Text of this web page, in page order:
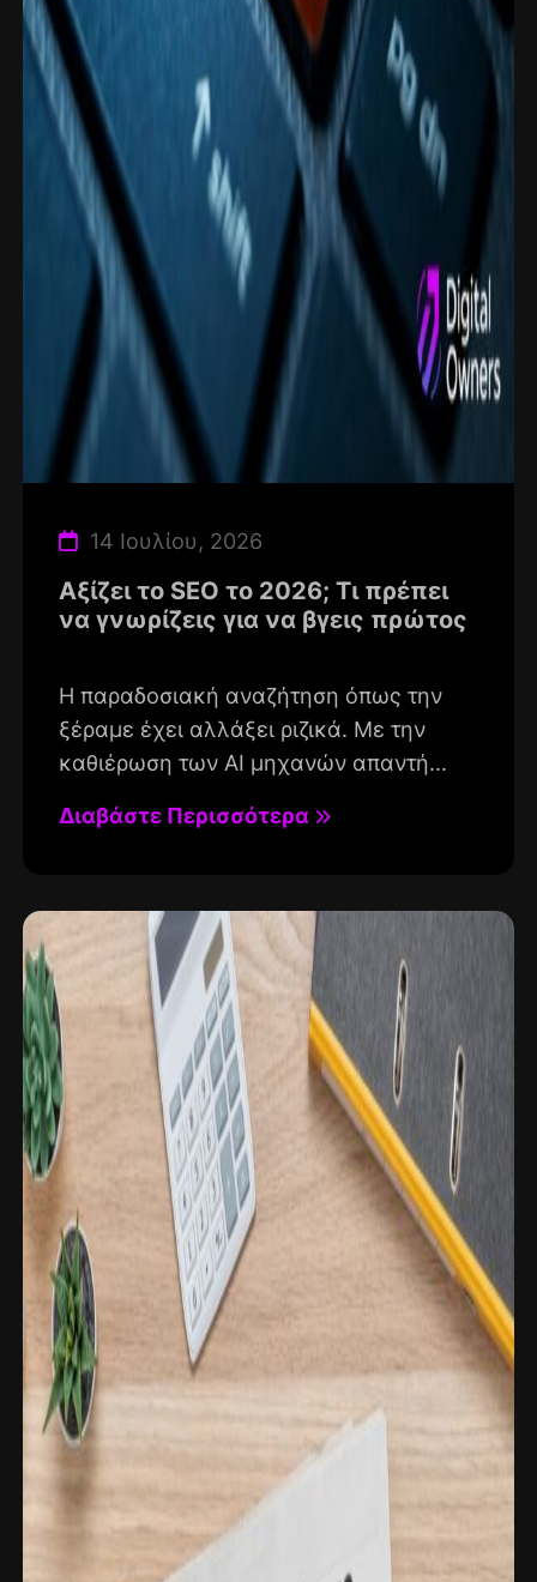
14 Ιουλίου, 2026
Αξίζει το SEO το 2026; Τι πρέπει
να γνωρίζεις για να βγεις πρώτος
Η παραδοσιακή αναζήτηση όπως την
ξέραμε έχει αλλάξει ριζικά. Με την
καθιέρωση των AI μηχανών απαντή...
Διαβάστε Περισσότερα